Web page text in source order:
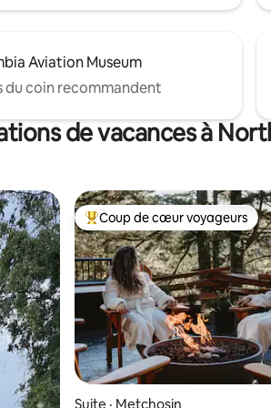
Aviation Museum
du coin recommandent
de vacances à
Coup de cœur voyageurs
Coup de cœur voyageurs
Suite · Metchosin